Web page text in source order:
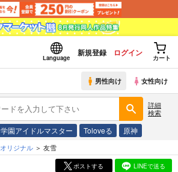
Language
新規登録 ログイン
カート
男性向け 女性向け
詳細
検索
学園アイドルマスター Toloveる 原神
オリジナル 友雪
ポストする LINEで送る